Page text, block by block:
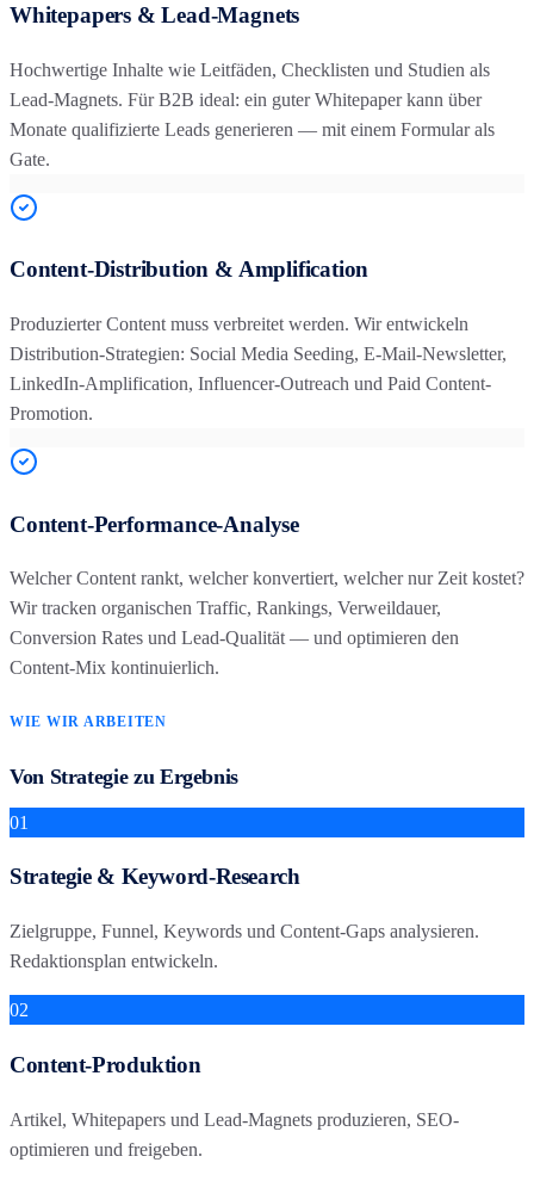
Whitepapers & Lead-Magnets
Hochwertige Inhalte wie Leitfäden, Checklisten und Studien als
Lead-Magnets. Für B2B ideal: ein guter Whitepaper kann über
Monate qualifizierte Leads generieren — mit einem Formular als
Gate.
Content-Distribution & Amplification
Produzierter Content muss verbreitet werden. Wir entwickeln
Distribution-Strategien: Social Media Seeding, E-Mail-Newsletter,
LinkedIn-Amplification, Influencer-Outreach und Paid Content-
Promotion.
Content-Performance-Analyse
Welcher Content rankt, welcher konvertiert, welcher nur Zeit kostet?
Wir tracken organischen Traffic, Rankings, Verweildauer,
Conversion Rates und Lead-Qualität — und optimieren den
Content-Mix kontinuierlich.
WIE WIR ARBEITEN
Von Strategie zu Ergebnis
01
Strategie & Keyword-Research
Zielgruppe, Funnel, Keywords und Content-Gaps analysieren.
Redaktionsplan entwickeln.
02
Content-Produktion
Artikel, Whitepapers und Lead-Magnets produzieren, SEO-
optimieren und freigeben.